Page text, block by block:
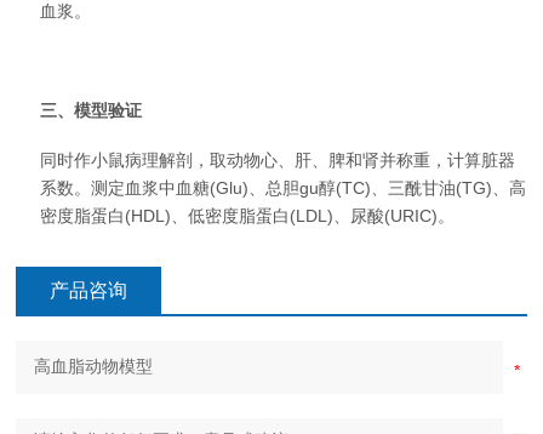
血浆。
三、模型验证
同时作小鼠病理解剖，取动物心、肝、脾和肾并称重，计算脏器
系数。测定血浆中血糖(Glu)、总胆gu醇(TC)、三酰甘油(TG)、高
密度脂蛋白(HDL)、低密度脂蛋白(LDL)、尿酸(URIC)。
产品咨询